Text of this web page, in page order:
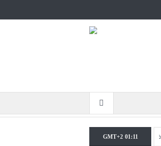
نخواهیم کرد+تحلیل
GMT+2 01:11